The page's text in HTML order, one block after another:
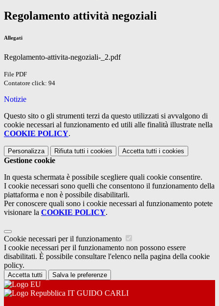
Regolamento attività negoziali
Allegati
Regolamento-attivita-negoziali-_2.pdf
File PDF
Contatore click: 94
Notizie
Questo sito o gli strumenti terzi da questo utilizzati si avvalgono di
cookie necessari al funzionamento ed utili alle finalità illustrate nella
COOKIE POLICY.
Personalizza Rifiuta tutti i cookies Accetta tutti i cookies
Gestione cookie
In questa schermata è possibile scegliere quali cookie consentire.
I cookie necessari sono quelli che consentono il funzionamento della
piattaforma e non è possibile disabilitarli.
Per conoscere quali sono i cookie necessari al funzionamento potete
visionare la COOKIE POLICY.
Cookie necessari per il funzionamento
I cookie necessari per il funzionamento non possono essere
disabilitati. È possibile consultare l'elenco nella pagina della cookie
policy.
Accetta tutti Salva le preferenze
IT GUIDO CARLI